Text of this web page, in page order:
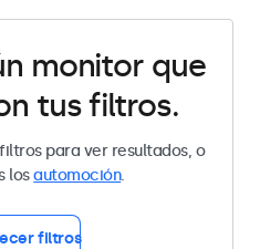
monitor que
tus filtros.
para ver resultados, o
losautomoción.
filtros